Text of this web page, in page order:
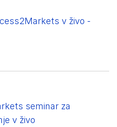
v živo -
seminar za
v živo